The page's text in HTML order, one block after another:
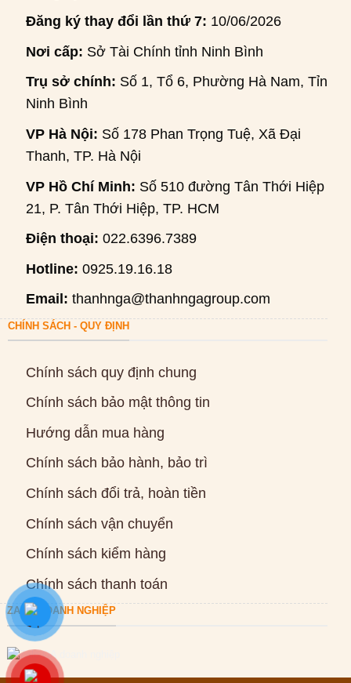
Đăng ký thay đổi lần thứ 7: 10/06/2026
Nơi cấp: Sở Tài Chính tỉnh Ninh Bình
Trụ sở chính: Số 1, Tổ 6, Phường Hà Nam, Tỉnh
Ninh Bình
VP Hà Nội: Số 178 Phan Trọng Tuệ, Xã Đại
Thanh, TP. Hà Nội
VP Hồ Chí Minh: Số 510 đường Tân Thới Hiệp
21, P. Tân Thới Hiệp, TP. HCM
Điện thoại: 022.6396.7389
Hotline: 0925.19.16.18
Email: thanhnga@thanhngagroup.com
CHÍNH SÁCH - QUY ĐỊNH
Chính sách quy định chung
Chính sách bảo mật thông tin
Hướng dẫn mua hàng
Chính sách bảo hành, bảo trì
Chính sách đổi trả, hoàn tiền
Chính sách vận chuyển
Chính sách kiểm hàng
Chính sách thanh toán
ZALO DOANH NGHIỆP